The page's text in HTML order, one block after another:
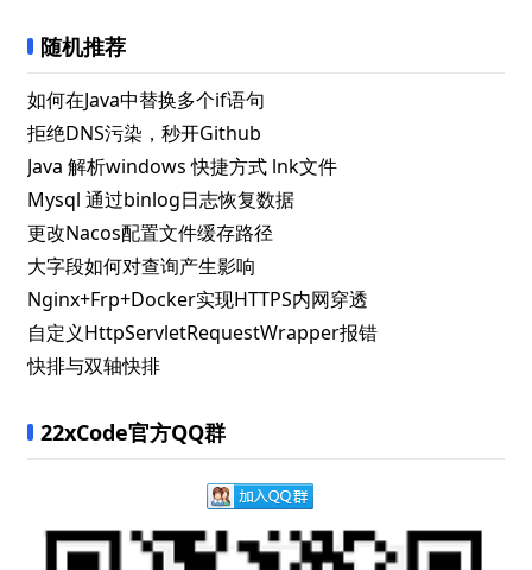
随机推荐
如何在Java中替换多个if语句
拒绝DNS污染，秒开Github
Java 解析windows 快捷方式 lnk文件
Mysql 通过binlog日志恢复数据
更改Nacos配置文件缓存路径
大字段如何对查询产生影响
Nginx+Frp+Docker实现HTTPS内网穿透
自定义HttpServletRequestWrapper报错
快排与双轴快排
22xCode官方QQ群